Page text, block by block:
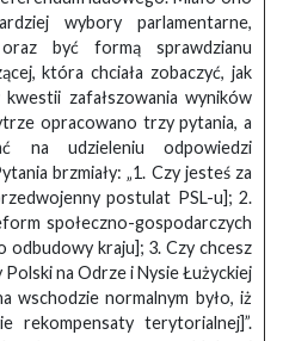
wybory parlamentarne,
być formą sprawdzianu
która chciała zobaczyć, jak
zafałszowania wyników
opracowano trzy pytania, a
na udzieleniu odpowiedzi
brzmiały: „1. Czy jesteś za
postulat PSL-u]; 2.
społeczno-gospodarczych
odbudowy kraju]; 3. Czy chcesz
na Odrze i Nysie Łużyckiej
wschodzie normalnym było, iż
rekompensaty terytorialnej]”.